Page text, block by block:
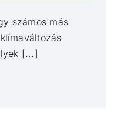
számos más
[...]